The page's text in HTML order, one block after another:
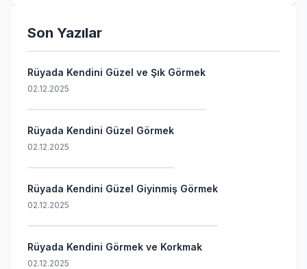
Son Yazılar
Rüyada Kendini Güzel ve Şık Görmek
02.12.2025
Rüyada Kendini Güzel Görmek
02.12.2025
Rüyada Kendini Güzel Giyinmiş Görmek
02.12.2025
Rüyada Kendini Görmek ve Korkmak
02.12.2025